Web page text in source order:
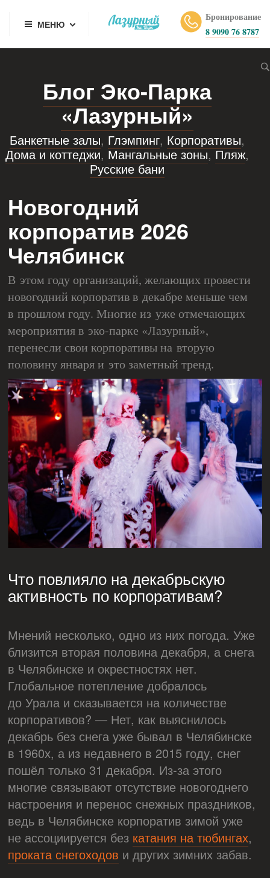
МЕНЮ
Бронирование
8 9090 76 8787
Блог Эко-Парка
«Лазурный»
Банкетные залы, Глэмпинг, Корпоративы,
Дома и коттеджи, Мангальные зоны,Пляж,
Русские бани
Новогодний
корпоратив 2026
Челябинск
В этом году организаций, желающих провести
новогодний корпоратив в декабре меньше чем
в прошлом году. Многие из уже отмечающих
мероприятия в эко-парке «Лазурный»,
перенесли свои корпоративы на вторую
половину января и это заметный тренд.
Что повлияло на декабрьскую
активность по корпоративам?
Мнений несколько, одно из них погода. Уже
близится вторая половина декабря, а снега
в Челябинске и окрестностях нет.
Глобальное потепление добралось
до Урала и сказывается на количестве
корпоративов? — Нет, как выяснилось
декабрь без снега уже бывал в Челябинске
в 1960х, а из недавнего в 2015 году, снег
пошёл только 31 декабря. Из-за этого
многие связывают отсутствие новогоднего
настроения и перенос снежных праздников,
ведь в Челябинске корпоратив зимой уже
не ассоциируется без катания на тюбингах,
проката снегоходов и других зимних забав.